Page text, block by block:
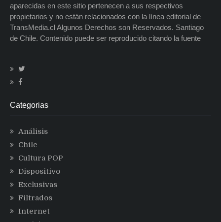
aparecidas en este sitio pertenecen a sus respectivos
propietarios y no están relacionados con la línea editorial de
TransMedia.cl Algunos Derechos son Reservados. Santiago
de Chile. Contenido puede ser reproducido citando la fuente
Categorias
Análisis
Chile
Cultura POP
Dispositivo
Exclusivas
Filtrados
Internet